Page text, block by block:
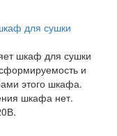
для сушки
шкаф для сушки
и
этого шкафа.
шкафа нет.